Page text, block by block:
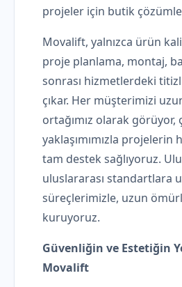
projeler için butik
Movalift, yalnızca ürün
proje planlama, montaj,
sonrası hizmetlerdeki
çıkar. Her müşterimizi
ortağımız olarak görüyor,
yaklaşımımızla projelerin
tam destek sağlıyoruz.
uluslararası standartlara
süreçlerimizle, uzun
kuruyoruz.
Güvenliğin ve Estetiğin
Movalift